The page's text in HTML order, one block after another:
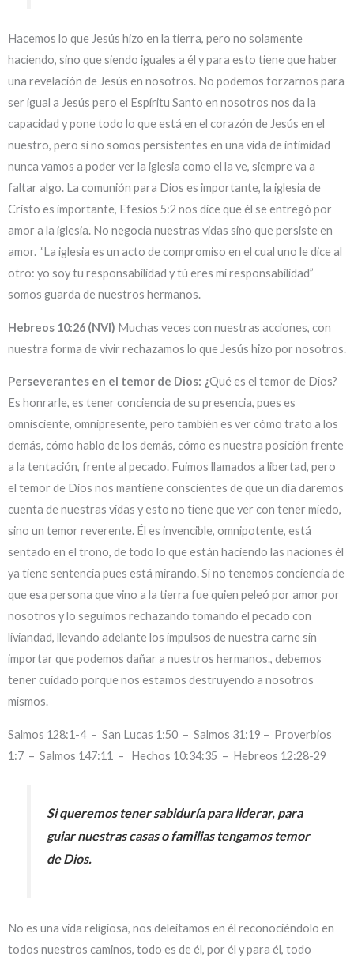
Hacemos lo que Jesús hizo en la tierra, pero no solamente
haciendo, sino que siendo iguales a él y para esto tiene que haber
una revelación de Jesús en nosotros. No podemos forzarnos para
ser igual a Jesús pero el Espíritu Santo en nosotros nos da la
capacidad y pone todo lo que está en el corazón de Jesús en el
nuestro, pero si no somos persistentes en una vida de intimidad
nunca vamos a poder ver la iglesia como el la ve, siempre va a
faltar algo. La comunión para Dios es importante, la iglesia de
Cristo es importante, Efesios 5:2 nos dice que él se entregó por
amor a la iglesia. No negocia nuestras vidas sino que persiste en
amor. “La iglesia es un acto de compromiso en el cual uno le dice al
otro: yo soy tu responsabilidad y tú eres mi responsabilidad”
somos guarda de nuestros hermanos.
Hebreos 10:26 (NVI) Muchas veces con nuestras acciones, con
nuestra forma de vivir rechazamos lo que Jesús hizo por nosotros.
Perseverantes en el temor de Dios: ¿Qué es el temor de Dios?
Es honrarle, es tener conciencia de su presencia, pues es
omnisciente, omnipresente, pero también es ver cómo trato a los
demás, cómo hablo de los demás, cómo es nuestra posición frente
a la tentación, frente al pecado. Fuimos llamados a libertad, pero
el temor de Dios nos mantiene conscientes de que un día daremos
cuenta de nuestras vidas y esto no tiene que ver con tener miedo,
sino un temor reverente. Él es invencible, omnipotente, está
sentado en el trono, de todo lo que están haciendo las naciones él
ya tiene sentencia pues está mirando. Si no tenemos conciencia de
que esa persona que vino a la tierra fue quien peleó por amor por
nosotros y lo seguimos rechazando tomando el pecado con
liviandad, llevando adelante los impulsos de nuestra carne sin
importar que podemos dañar a nuestros hermanos., debemos
tener cuidado porque nos estamos destruyendo a nosotros
mismos.
Salmos 128:1-4 – San Lucas 1:50 – Salmos 31:19 – Proverbios
1:7 – Salmos 147:11 – Hechos 10:34:35 – Hebreos 12:28-29
Si queremos tener sabiduría para liderar, para
guiar nuestras casas o familias tengamos temor
de Dios.
No es una vida religiosa, nos deleitamos en él reconociéndolo en
todos nuestros caminos, todo es de él, por él y para él, todo